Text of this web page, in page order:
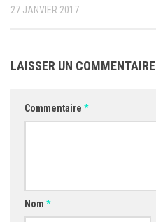
27 JANVIER 2017
LAISSER UN COMMENTAIRE
Commentaire *
Nom *